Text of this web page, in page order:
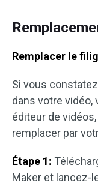
Remplacer le
Si vous
dans votre vidéo,
éditeur de vidéos,
remplacer par
Étape 1:
Maker et lancez-